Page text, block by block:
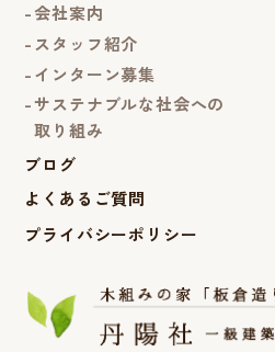
会社案内
スタッフ紹介
インターン募集
サステナブルな社会への
取り組み
ブログ
よくあるご質問
プライバシーポリシー